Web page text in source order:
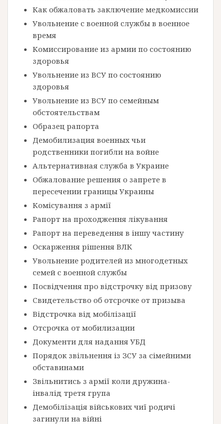
Как обжаловать заключение медкомиссии
Увольнение с военной службы в военное
время
Комиссирование из армии по состоянию
здоровья
Увольнение из ВСУ по состоянию
здоровья
Увольнение из ВСУ по семейным
обстоятельствам
Образец рапорта
Демобилизация военных чьи
родственники погибли на войне
Альтернативная служба в Украине
Обжалование решения о запрете в
пересечении границы Украины
Комісування з армії
Рапорт на проходження лікування
Рапорт на переведення в іншу частину
Оскарження рішення ВЛК
Увольнение родителей из многодетных
семей с военной службы
Посвідчення про відстрочку від призову
Свидетельство об отсрочке от призыва
Відстрочка від мобілізації
Отсрочка от мобилизации
Документи для надання УБД
Порядок звільнення із ЗСУ за сімейними
обставинами
Звільнитись з армії коли дружина-
інвалід третя група
Демобілізація військових чиї родичі
загинули на війні